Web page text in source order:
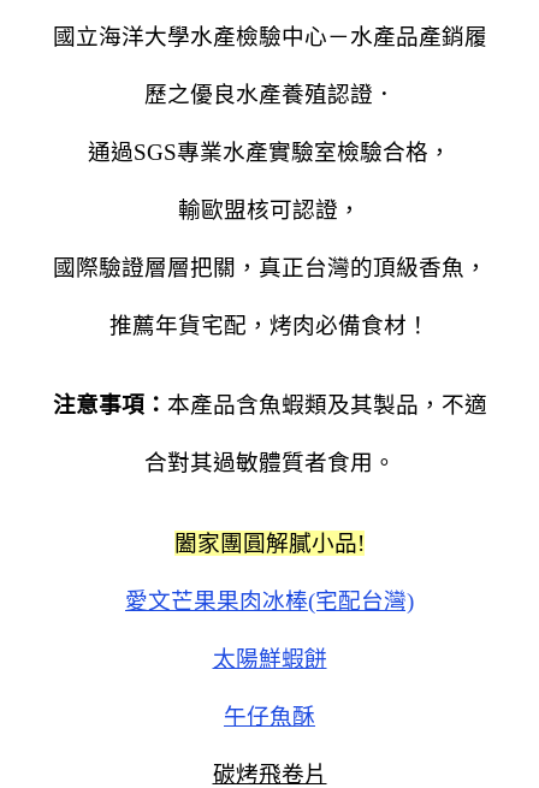
國立海洋大學水產檢驗中心－水產品產銷履
歷之優良水產養殖認證．
通過SGS專業水產實驗室檢驗合格，
輸歐盟核可認證，
國際驗證層層把關，真正台灣的頂級香魚，
推薦年貨宅配，烤肉必備食材！
注意事項： 本產品含魚蝦類及其製品，不適
合對其過敏體質者食用。
闔家團圓解膩小品!
愛文芒果果肉冰棒(宅配台灣)
太陽鮮蝦餅
午仔魚酥
碳烤飛卷片